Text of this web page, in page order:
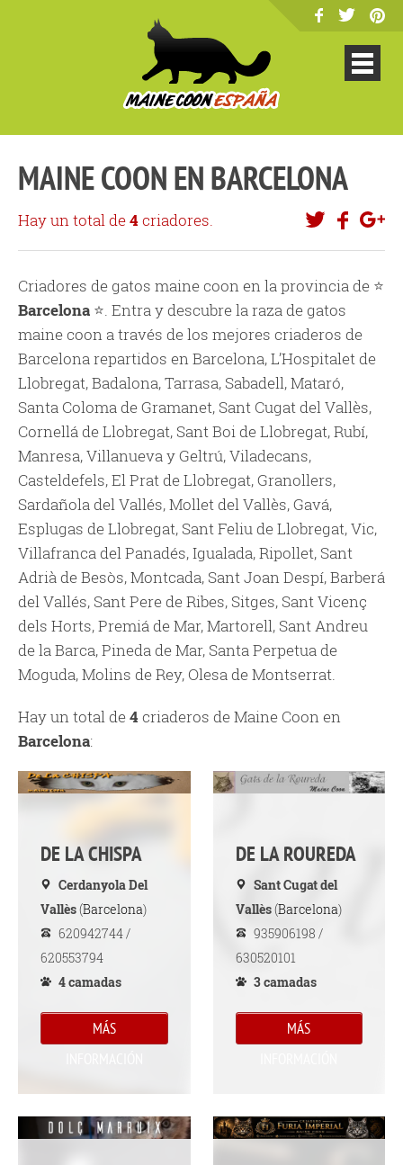
MAINE COON EN BARCELONA
Hay un total de4criadores.
Criadores de gatos maine coon en la provincia de ⭐
Barcelona ⭐. Entra y descubre la raza de gatos
maine coon a través de los mejores criaderos de
Barcelona repartidos en Barcelona, L’Hospitalet de
Llobregat, Badalona, Tarrasa, Sabadell, Mataró,
Santa Coloma de Gramanet, Sant Cugat del Vallès,
Cornellá de Llobregat, Sant Boi de Llobregat, Rubí,
Manresa, Villanueva y Geltrú, Viladecans,
Casteldefels, El Prat de Llobregat, Granollers,
Sardañola del Vallés, Mollet del Vallès, Gavá,
Esplugas de Llobregat, Sant Feliu de Llobregat, Vic,
Villafranca del Panadés, Igualada, Ripollet, Sant
Adrià de Besòs, Montcada, Sant Joan Despí, Barberá
del Vallés, Sant Pere de Ribes, Sitges, Sant Vicenç
dels Horts, Premiá de Mar, Martorell, Sant Andreu
de la Barca, Pineda de Mar, Santa Perpetua de
Moguda, Molins de Rey, Olesa de Montserrat.
Hay un total de4criaderos de Maine Coon en
Barcelona:
DE LA CHISPA
Cerdanyola Del
Vallès(Barcelona)
620942744 /
620553794
4 camadas
MÁS
DE LA ROUREDA
Sant Cugat del
Vallès(Barcelona)
935906198 /
630520101
3 camadas
MÁS